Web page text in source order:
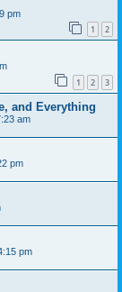
pm
1 2
1 2 3
and Everything
am
pm
pm